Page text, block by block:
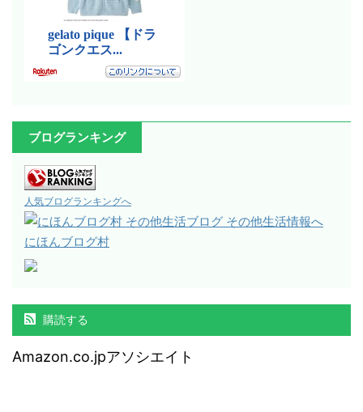
ブログランキング
人気ブログランキングへ
にほんブログ村
購読する
Amazon.co.jpアソシエイト